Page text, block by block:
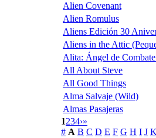
Alien Covenant
Alien Romulus
Aliens Edición 30
Aliens in the Attic
Alita: Ángel de
All About Steve
All Good Things
Alma Salvaje (Wild)
Almas Pasajeras
1234›»
# A B C D E F G H I J